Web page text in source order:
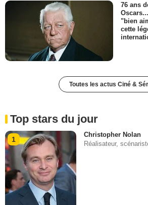
76 ans
"bien
cette
Toutes les actus Ciné &
Top stars du jour
1
Christopher Nolan
Réalisateur,